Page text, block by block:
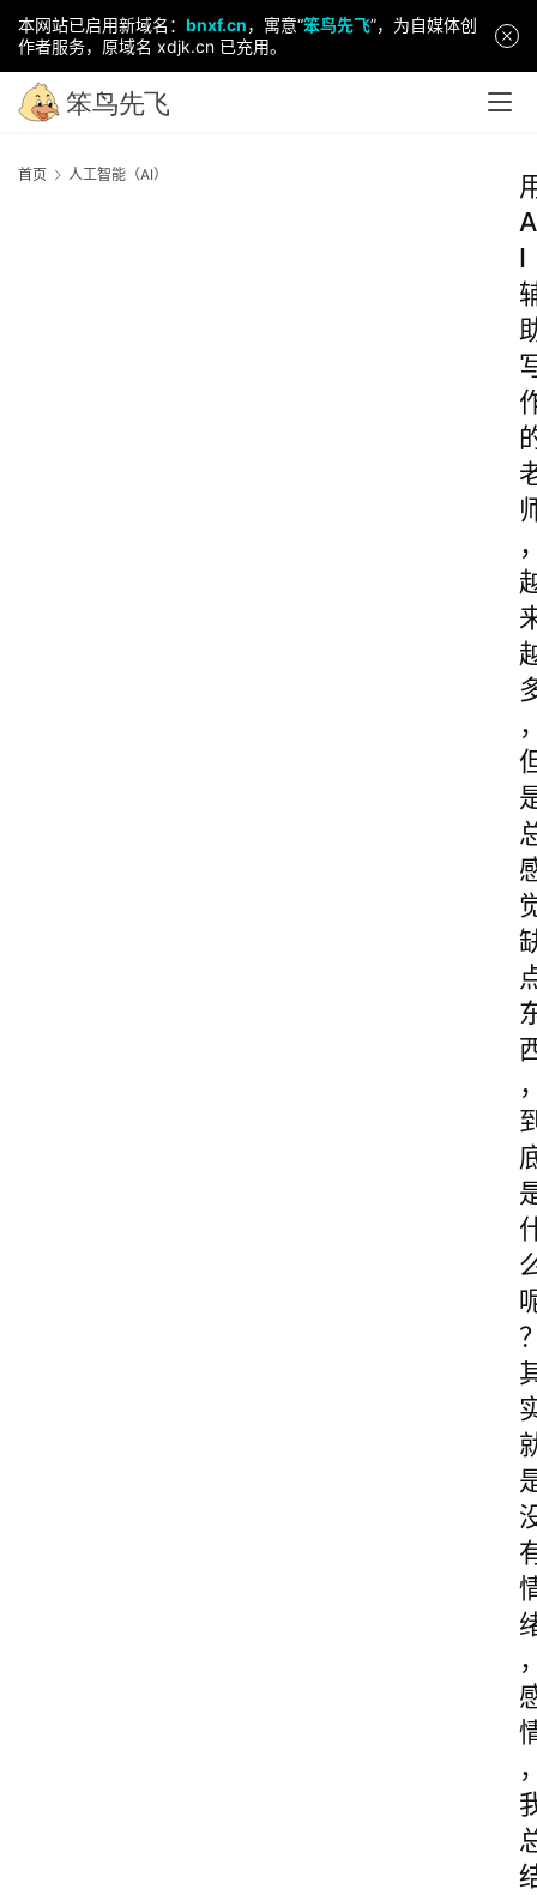
本网站已启用新域名： bnxf.cn，寓意“笨鸟先飞”，为自媒体创
作者服务，原域名 xdjk.cn 已充用。
首页 人工智能（AI）
A
I